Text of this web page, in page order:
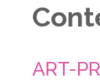
ART-